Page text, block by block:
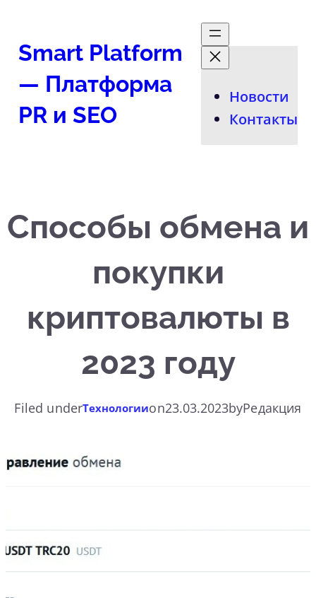
содержимому
Smart Platform
— Платформа
PR и SEO
Новости
Контакты
Способы обмена и
покупки
криптовалюты в
2023 году
Filed underТехнологииon23.03.2023byРедакция